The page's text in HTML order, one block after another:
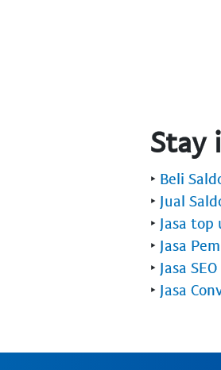
Stay
‣ Beli
‣ Jual
‣ Jasa top
‣ Jasa
‣ Jasa
‣ Jasa